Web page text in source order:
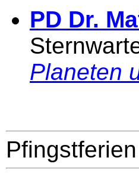
PD Dr.
Planeten
Pfingstferien